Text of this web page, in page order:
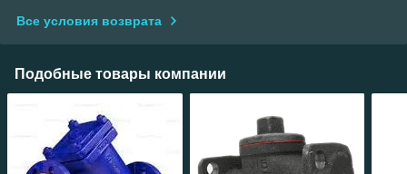
Все условия возврата
Подобные товары компании